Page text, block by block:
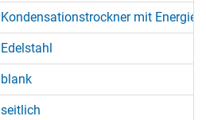
Kondensationstrockner mit
Edelstahl
blank
seitlich